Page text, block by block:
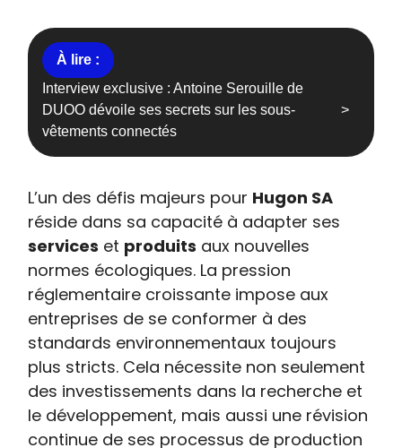
Interview exclusive : Antoine Serouille de
DUOO dévoile ses secrets sur les sous-
vêtements connectés
L’un des défis majeurs pour Hugon SA
réside dans sa capacité à adapter ses
services et produits aux nouvelles
normes écologiques. La pression
réglementaire croissante impose aux
entreprises de se conformer à des
standards environnementaux toujours
plus stricts. Cela nécessite non seulement
des investissements dans la recherche et
le développement, mais aussi une révision
continue de ses processus de production